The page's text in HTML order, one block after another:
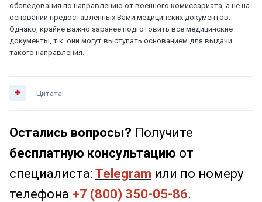
обследования по направлению от военного комиссариата, а не на
основании предоставленных Вами медицинских документов.
Однако, крайне важно заранее подготовить все медицинские
документы, т.к. они могут выступать основанием для выдачи
такого направления.
Цитата
Остались вопросы? Получите
бесплатную консультацию от
специалиста: Telegram или по номеру
телефона +7 (800) 350-05-86.